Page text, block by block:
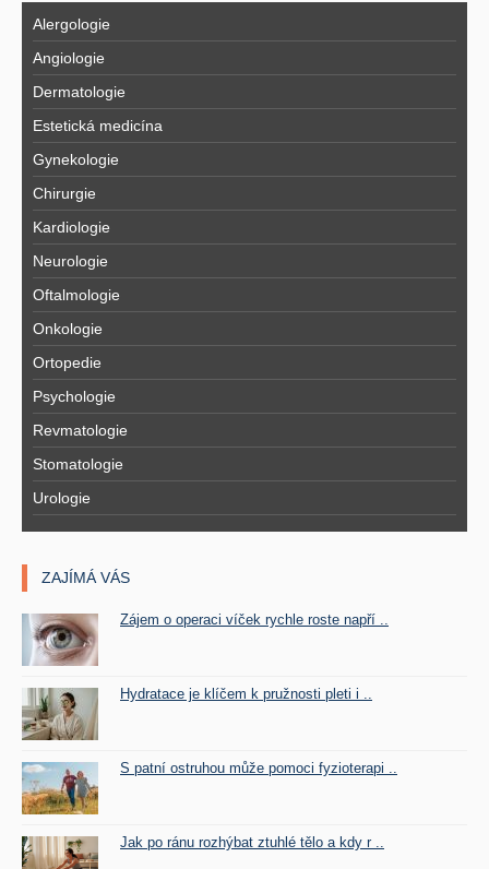
Alergologie
Angiologie
Dermatologie
Estetická medicína
Gynekologie
Chirurgie
Kardiologie
Neurologie
Oftalmologie
Onkologie
Ortopedie
Psychologie
Revmatologie
Stomatologie
Urologie
ZAJÍMÁ VÁS
Zájem o operaci víček rychle roste napří ..
Hydratace je klíčem k pružnosti pleti i ..
S patní ostruhou může pomoci fyzioterapi ..
Jak po ránu rozhýbat ztuhlé tělo a kdy r ..